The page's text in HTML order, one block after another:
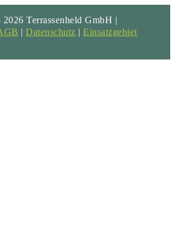
Terrassenheld GmbH |
|Datenschutz |Einsatzgebiet